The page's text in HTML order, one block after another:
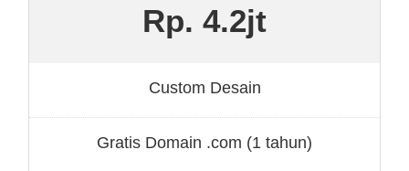
Rp. 4.2jt
Custom Desain
Gratis Domain .com (1 tahun)